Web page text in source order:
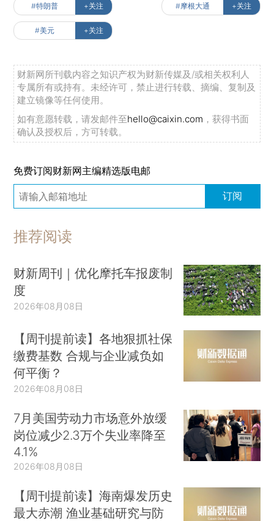
#特朗普 +关注 #摩根大通 +关注
#美元 +关注
财新网所刊载内容之知识产权为财新传媒及/或相关权利人
专属所有或持有。未经许可，禁止进行转载、摘编、复制及
建立镜像等任何使用。
如有意愿转载，请发邮件至hello@caixin.com ，获得书面
确认及授权后，方可转载。
免费订阅财新网主编精选版电邮
订阅
推荐阅读
财新周刊｜优化摩托车报废制
度
2026年08月08日
【周刊提前读】各地狠抓社保
缴费基数 合规与企业减负如
何平衡？
2026年08月08日
7月美国劳动力市场意外放缓
岗位减少2.3万个失业率降至
4.1%
2026年08月08日
【周刊提前读】海南爆发历史
最大赤潮 渔业基础研究与防